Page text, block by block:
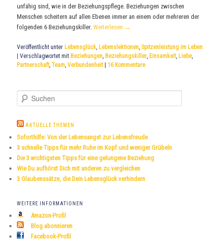
unfähig sind, wie in der Beziehungspflege. Beziehungen zwischen
Menschen scheitern auf allen Ebenen immer an einem oder mehreren der
folgenden 6 Beziehungskiller.Weiterlesen →
Veröffentlicht unter Lebensglück Lebenslektionen Spitzenleistung im Leben
|Verschlagwortet mit Beziehungen Beziehungskiller Einsamkeit, Liebe,
Partnerschaft,Team ,Verbundenheit |16Kommentare
u
h
AKTUELLE THEMEN
Soforthilfe: Von der Lebensangst zur Lebensfreude
3 schnelle Tipps für mehr Ruhe im Kopf und weniger Grübeln
Die 3 wichtigsten Tipps für eine gelungene Beziehung
Wie Du aufhörst Dich mit anderen zu vergleichen
3 Glaubenssätze, die Dein Lebensglück verhindern
WEITERE INFORMATIONEN
Amazon-Profil
Blog abonnieren
Facebook-Profil